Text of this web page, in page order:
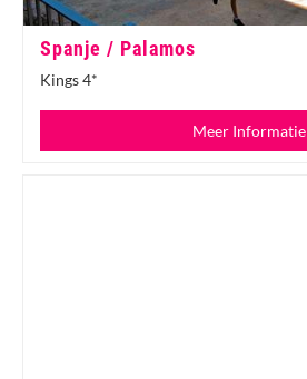
Spanje / Palamos
Kings 4*
Meer Informatie